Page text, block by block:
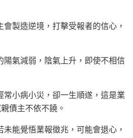
製造逆境，打擊受報者的信心，
陽氣減弱，陰氣上升，即使不相信
常小病小災，卻一生順遂，這是業
債主不依不饒。
能覺悟業報徵兆，可能會退心，